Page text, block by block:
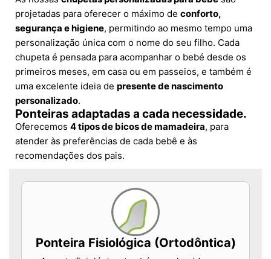
projetadas para oferecer o máximo de conforto,
segurança e higiene, permitindo ao mesmo tempo uma
personalização única com o nome do seu filho. Cada
chupeta é pensada para acompanhar o bebé desde os
primeiros meses, em casa ou em passeios, e também é
uma excelente ideia de presente de nascimento
personalizado.
Ponteiras adaptadas a cada necessidade.
Oferecemos 4 tipos de bicos de mamadeira, para
atender às preferências de cada bebê e às
recomendações dos pais.
Ponteira Fisiológica (Ortodôntica)